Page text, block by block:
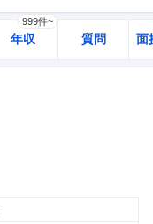
年収
999件~
質問 面